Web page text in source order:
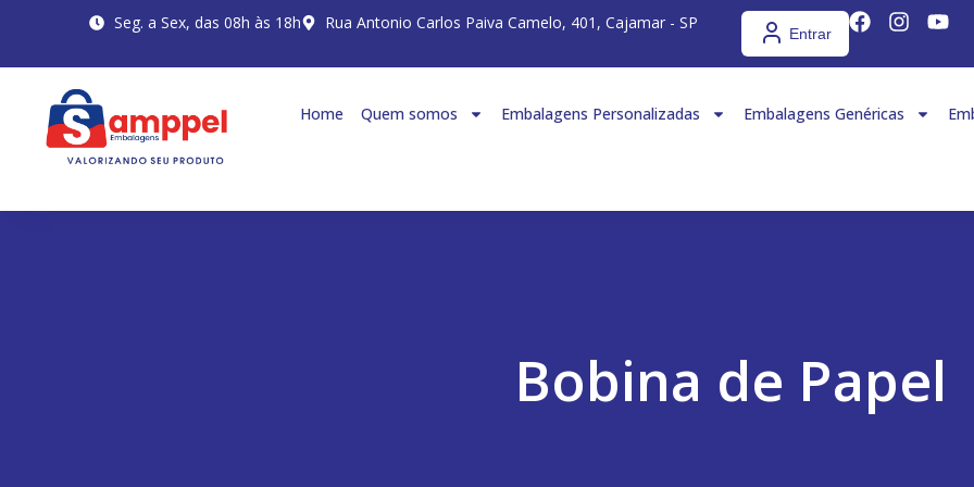
Seg. a Sex, das 08h às 18h Rua Antonio Carlos Paiva Camelo, 401, Cajamar - SP
Entrar
Home Quem somos Embalagens Personalizadas Embalagens Genéricas
Bobina de Papel